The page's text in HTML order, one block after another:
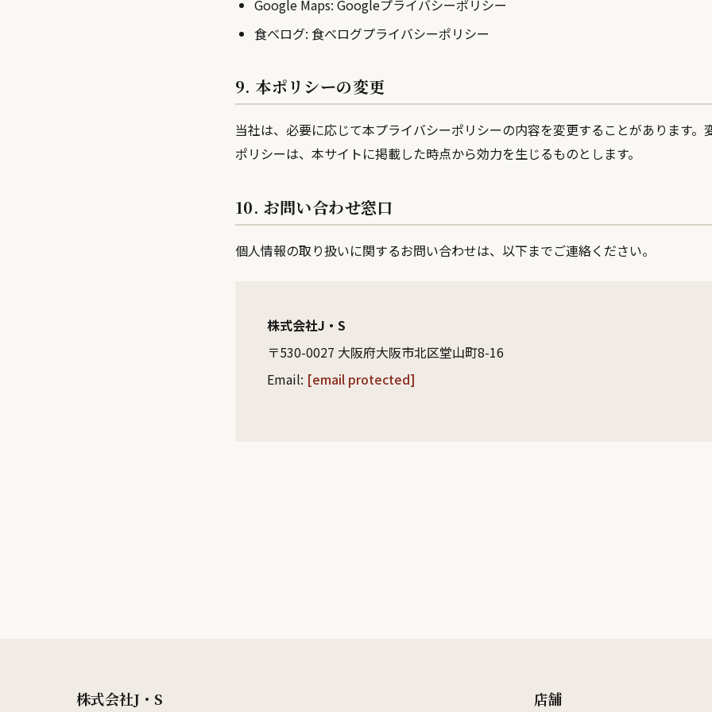
Google Maps: Googleプライバシーポリシー
食べログ: 食べログプライバシーポリシー
9. 本ポリシーの変更
当社は、必要に応じて本プライバシーポリシーの内容を変更することがあります。
ポリシーは、本サイトに掲載した時点から効力を生じるものとします。
10. お問い合わせ窓口
個人情報の取り扱いに関するお問い合わせは、以下までご連絡ください。
株式会社J・S
〒530-0027 大阪府大阪市北区堂山町8-16
Email: [email protected]
株式会社J・S 店舗